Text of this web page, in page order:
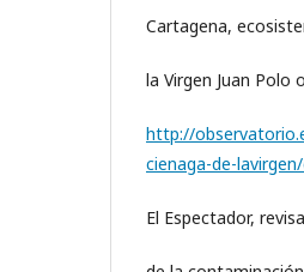
Cartagena,
la Virgen Juan Polo
http://
cienaga-de-
El Espectador,